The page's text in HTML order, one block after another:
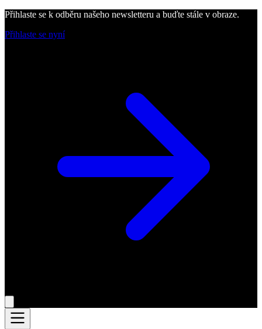
Přihlaste se k odběru našeho newsletteru a buďte stále v obraze.
Přihlaste se nyní